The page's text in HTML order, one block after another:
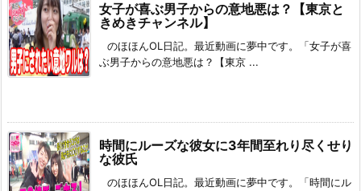
女子が喜ぶ男子からの意地悪は？【東京と
きめきチャンネル】
のほほんOL日記。最近動画に夢中です。「女子が喜
ぶ男子からの意地悪は？【東京 ...
時間にルーズな彼女に3年間至れり尽くせり
な彼氏
のほほんOL日記。最近動画に夢中です。「時間にル